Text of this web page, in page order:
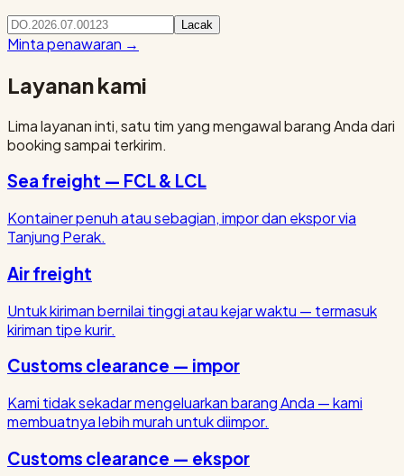
Lacak
Minta penawaran →
Layanan kami
Lima layanan inti, satu tim yang mengawal barang Anda dari
booking sampai terkirim.
Sea freight — FCL & LCL
Kontainer penuh atau sebagian, impor dan ekspor via
Tanjung Perak.
Air freight
Untuk kiriman bernilai tinggi atau kejar waktu — termasuk
kiriman tipe kurir.
Customs clearance — impor
Kami tidak sekadar mengeluarkan barang Anda — kami
membuatnya lebih murah untuk diimpor.
Customs clearance — ekspor